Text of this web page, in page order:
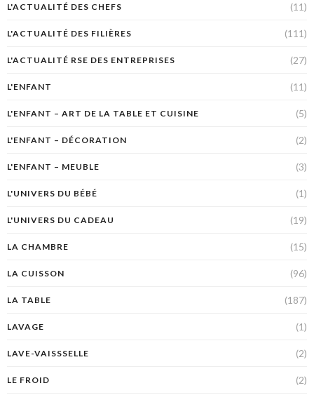
L'ACTUALITÉ DES CHEFS (11)
L'ACTUALITÉ DES FILIÈRES (111)
L'ACTUALITÉ RSE DES ENTREPRISES (27)
L'ENFANT (11)
L'ENFANT – ART DE LA TABLE ET CUISINE (5)
L'ENFANT – DÉCORATION (2)
L'ENFANT – MEUBLE (3)
L'UNIVERS DU BÉBÉ (1)
L'UNIVERS DU CADEAU (19)
LA CHAMBRE (15)
LA CUISSON (96)
LA TABLE (187)
LAVAGE (1)
LAVE-VAISSSELLE (2)
LE FROID (2)